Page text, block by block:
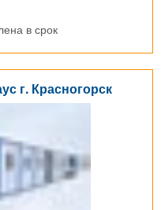
в срок
г. Красногорск